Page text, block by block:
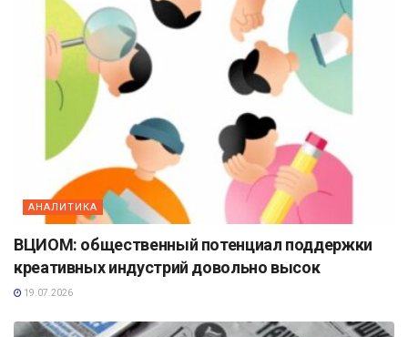
АНАЛИТИКА
ВЦИОМ: общественный потенциал поддержки
креативных индустрий довольно высок
19.07.2026